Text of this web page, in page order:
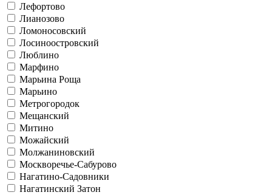
Лефортово
Лианозово
Ломоносовский
Лосиноостровский
Люблино
Марфино
Марьина Роща
Марьино
Метрогородок
Мещанский
Митино
Можайский
Молжаниновский
Москворечье-Сабурово
Нагатино-Садовники
Нагатинский Затон